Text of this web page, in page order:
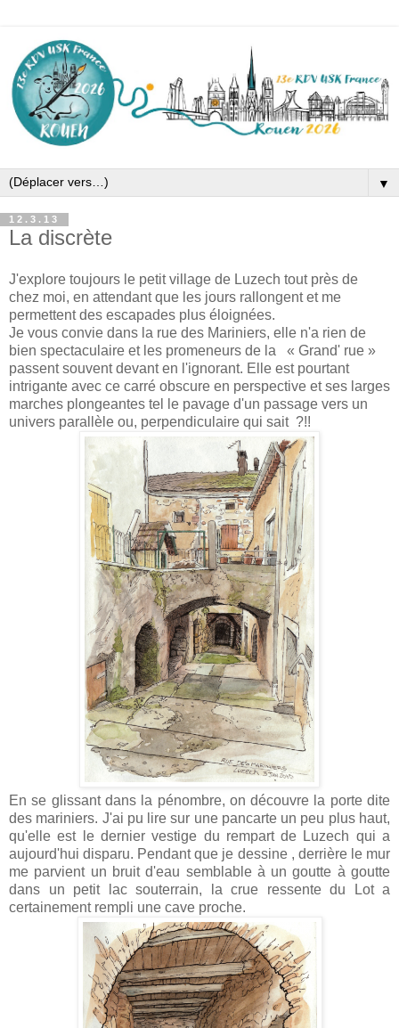
▼
12.3.13
La discrète
J'explore toujours le petit village de Luzech tout près de
chez moi, en attendant que les jours rallongent et me
permettent des escapades plus éloignées.
Je vous convie dans la rue des Mariniers, elle n'a rien de
bien spectaculaire et les promeneurs de la « Grand' rue »
passent souvent devant en l'ignorant. Elle est pourtant
intrigante avec ce carré obscure en perspective et ses larges
marches plongeantes tel le pavage d'un passage vers un
univers parallèle ou, perpendiculaire qui sait ?!!
En se glissant dans la pénombre, on découvre la porte dite
des mariniers. J'ai pu lire sur une pancarte un peu plus haut,
qu'elle est le dernier vestige du rempart de Luzech qui a
aujourd'hui disparu. Pendant que je dessine , derrière le mur
me parvient un bruit d'eau semblable à un goutte à goutte
dans un petit lac souterrain, la crue ressente du Lot a
certainement rempli une cave proche.